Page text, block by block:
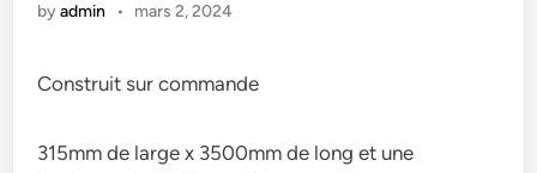
byadmin • mars 2, 2024
Construit sur commande
315mm de large x 3500mm de long et une